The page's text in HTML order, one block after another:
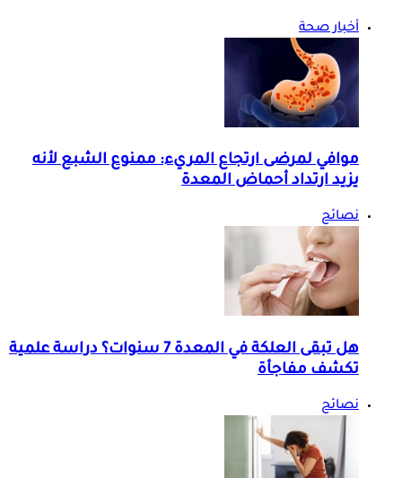
أخبار صحة
موافي لمرضى ارتجاع المريء: ممنوع الشبع لأنه
يزيد ارتداد أحماض المعدة
نصائح
هل تبقى العلكة في المعدة 7 سنوات؟ دراسة علمية
تكشف مفاجأة
نصائح